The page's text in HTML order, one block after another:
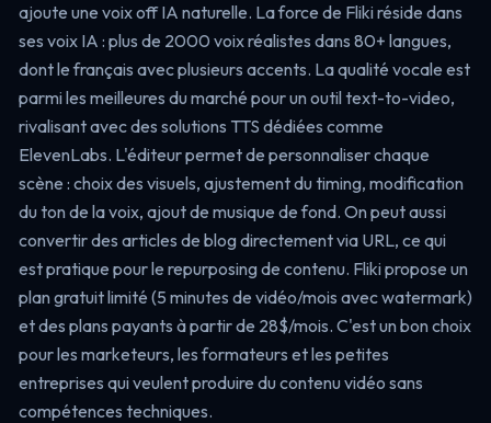
ajoute une voix off IA naturelle. La force de Fliki réside dans
ses voix IA : plus de 2000 voix réalistes dans 80+ langues,
dont le français avec plusieurs accents. La qualité vocale est
parmi les meilleures du marché pour un outil text-to-video,
rivalisant avec des solutions TTS dédiées comme
ElevenLabs. L'éditeur permet de personnaliser chaque
scène : choix des visuels, ajustement du timing, modification
du ton de la voix, ajout de musique de fond. On peut aussi
convertir des articles de blog directement via URL, ce qui
est pratique pour le repurposing de contenu. Fliki propose un
plan gratuit limité (5 minutes de vidéo/mois avec watermark)
et des plans payants à partir de 28$/mois. C'est un bon choix
pour les marketeurs, les formateurs et les petites
entreprises qui veulent produire du contenu vidéo sans
compétences techniques.